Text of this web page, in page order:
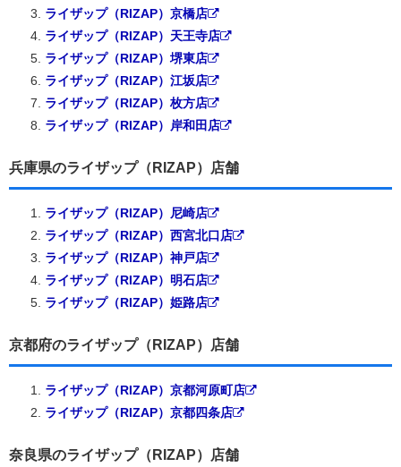
ライザップ（RIZAP）京橋店
ライザップ（RIZAP）天王寺店
ライザップ（RIZAP）堺東店
ライザップ（RIZAP）江坂店
ライザップ（RIZAP）枚方店
ライザップ（RIZAP）岸和田店
兵庫県のライザップ（RIZAP）店舗
ライザップ（RIZAP）尼崎店
ライザップ（RIZAP）西宮北口店
ライザップ（RIZAP）神戸店
ライザップ（RIZAP）明石店
ライザップ（RIZAP）姫路店
京都府のライザップ（RIZAP）店舗
ライザップ（RIZAP）京都河原町店
ライザップ（RIZAP）京都四条店
奈良県のライザップ（RIZAP）店舗